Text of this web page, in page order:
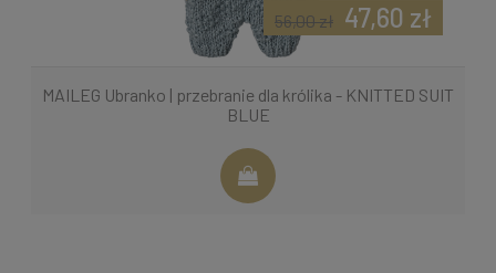
MAILEG Ubranko | przebranie dla królika - KNITTED SUIT
BLUE
47,60 zł
56,00 zł